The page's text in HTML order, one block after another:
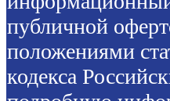
публичной
положениями
кодекса